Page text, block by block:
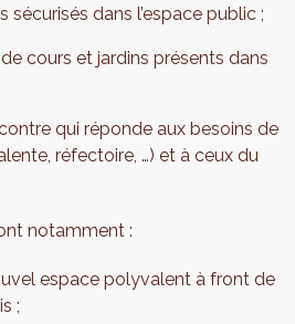
sécurisés dans l’espace public ;
cours et jardins présents dans
qui réponde aux besoins de
réfectoire, …) et à ceux du
notamment :
espace polyvalent à front de
;